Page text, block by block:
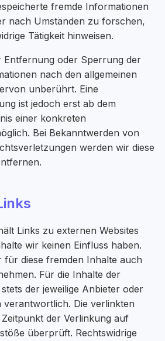
fremde Informationen
nach Umständen zu forschen,
Tätigkeit hinweisen.
oder Sperrung der
nach den allgemeinen
unberührt. Eine
ist jedoch erst ab dem
einer konkreten
Bei Bekanntwerden von
werden wir diese
Links zu externen Websites
wir keinen Einfluss haben.
für diese fremden Inhalte auch
Für die Inhalte der
der jeweilige Anbieter oder
verantwortlich. Die verlinkten
der Verlinkung auf
überprüft. Rechtswidrige